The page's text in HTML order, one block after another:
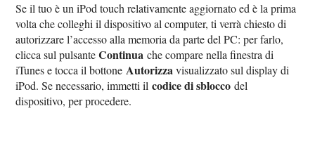
Se il tuo è un iPod touch relativamente aggiornato ed è la prima
volta che colleghi il dispositivo al computer, ti verrà chiesto di
autorizzare l’accesso alla memoria da parte del PC: per farlo,
clicca sul pulsanteContinuache compare nella finestra di
iTunes e tocca il bottoneAutorizzavisualizzato sul display di
iPod. Se necessario, immetti ilcodice di sbloccodel
dispositivo, per procedere.